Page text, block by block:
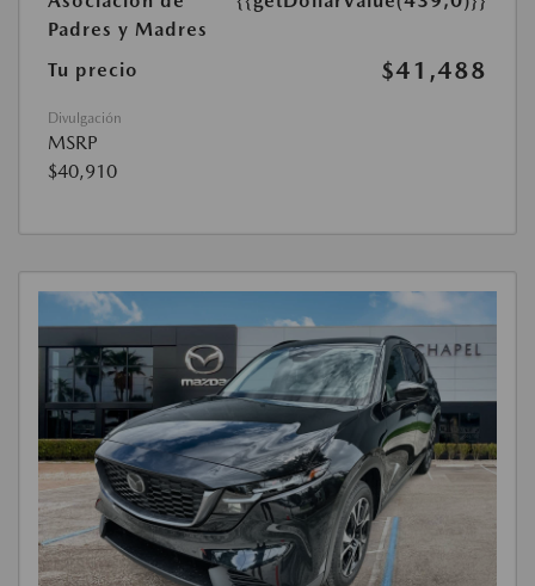
Padres y Madres
Tu precio $41,488
Divulgación
MSRP
$40,910